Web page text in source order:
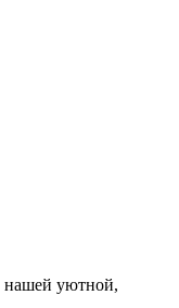
нашей уютнoй,